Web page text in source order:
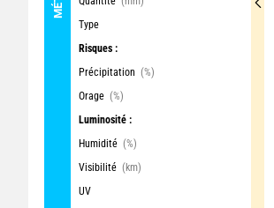
Type
Risques :
Précipitation (%)
Orage (%)
Luminosité :
Humidité (%)
Visibilité (km)
UV